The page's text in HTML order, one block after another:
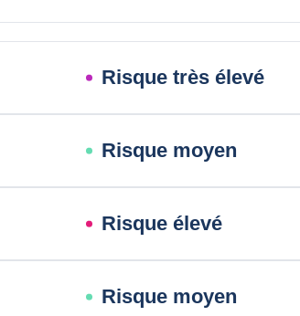
Risque très élevé
Risque moyen
Risque élevé
Risque moyen